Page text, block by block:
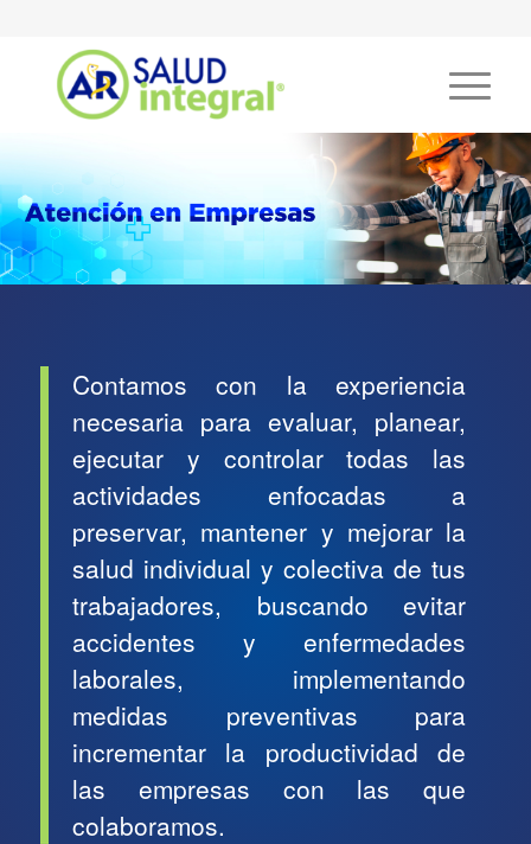
Contamos con la experiencia
necesaria para evaluar, planear,
ejecutar y controlar todas las
actividades enfocadas a
preservar, mantener y mejorar la
salud individual y colectiva de tus
trabajadores, buscando evitar
accidentes y enfermedades
laborales, implementando
medidas preventivas para
incrementar la productividad de
las empresas con las que
colaboramos.